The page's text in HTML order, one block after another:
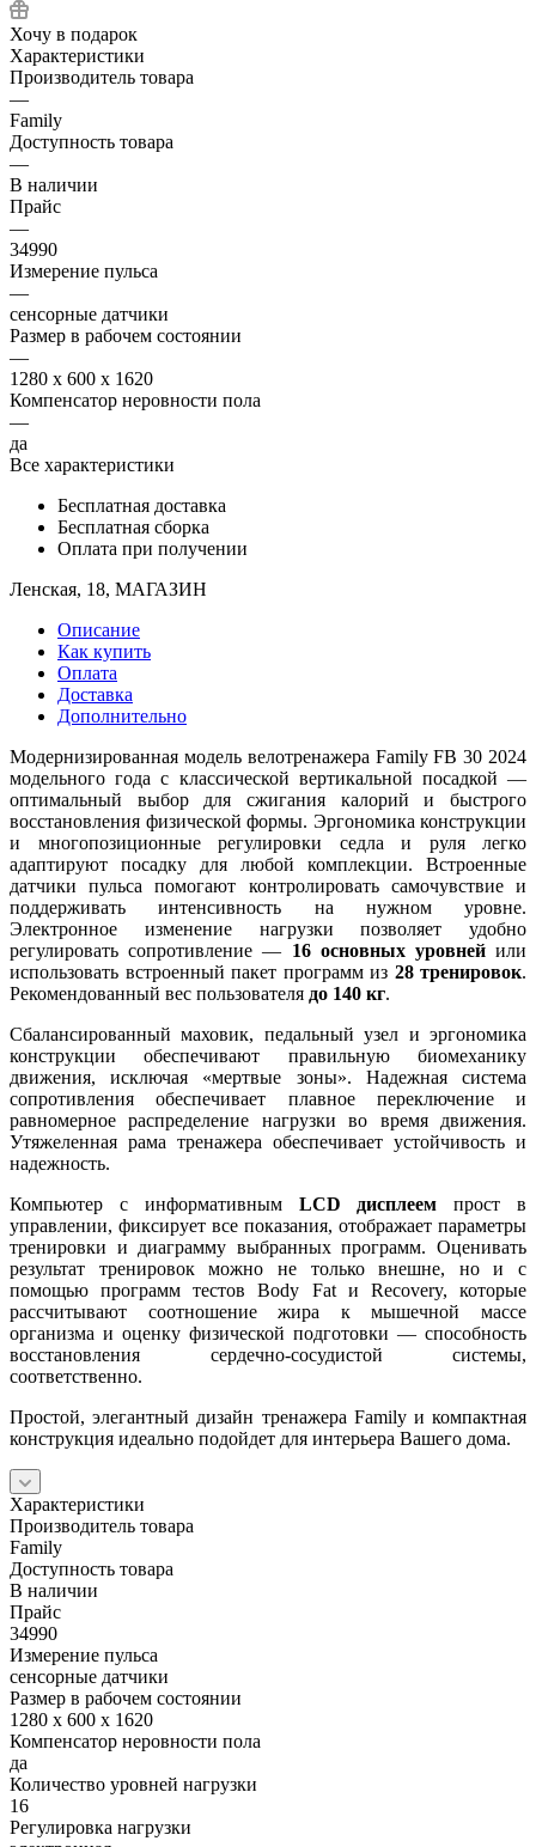
Хочу в подарок
Характеристики
Производитель товара
—
Family
Доступность товара
—
В наличии
Прайс
—
34990
Измерение пульса
—
сенсорные датчики
Размер в рабочем состоянии
—
1280 x 600 x 1620
Компенсатор неровности пола
—
да
Все характеристики
Бесплатная доставка
Бесплатная сборка
Оплата при получении
Ленская, 18, МАГАЗИН
Описание
Как купить
Оплата
Доставка
Дополнительно
Модернизированная модель велотренажера Family FB 30 2024
модельного года с классической вертикальной посадкой —
оптимальный выбор для сжигания калорий и быстрого
восстановления физической формы. Эргономика конструкции
и многопозиционные регулировки седла и руля легко
адаптируют посадку для любой комплекции. Встроенные
датчики пульса помогают контролировать самочувствие и
поддерживать интенсивность на нужном уровне.
Электронное изменение нагрузки позволяет удобно
регулировать сопротивление — 16 основных уровнейили
использовать встроенный пакет программ из 28 тренировок.
Рекомендованный вес пользователя до 140 кг.
Сбалансированный маховик, педальный узел и эргономика
конструкции обеспечивают правильную биомеханику
движения, исключая «мертвые зоны». Надежная система
сопротивления обеспечивает плавное переключение и
равномерное распределение нагрузки во время движения.
Утяжеленная рама тренажера обеспечивает устойчивость и
надежность.
Компьютер с информативным LCD дисплеем прост в
управлении, фиксирует все показания, отображает параметры
тренировки и диаграмму выбранных программ. Оценивать
результат тренировок можно не только внешне, но и с
помощью программ тестов Body Fat и Recovery, которые
рассчитывают соотношение жира к мышечной массе
организма и оценку физической подготовки — способность
восстановления сердечно-сосудистой системы,
соответственно.
Простой, элегантный дизайн тренажера Family и компактная
конструкция идеально подойдет для интерьера Вашего дома.
Характеристики
Производитель товара
Family
Доступность товара
В наличии
Прайс
34990
Измерение пульса
сенсорные датчики
Размер в рабочем состоянии
1280 x 600 x 1620
Компенсатор неровности пола
да
Количество уровней нагрузки
16
Регулировка нагрузки